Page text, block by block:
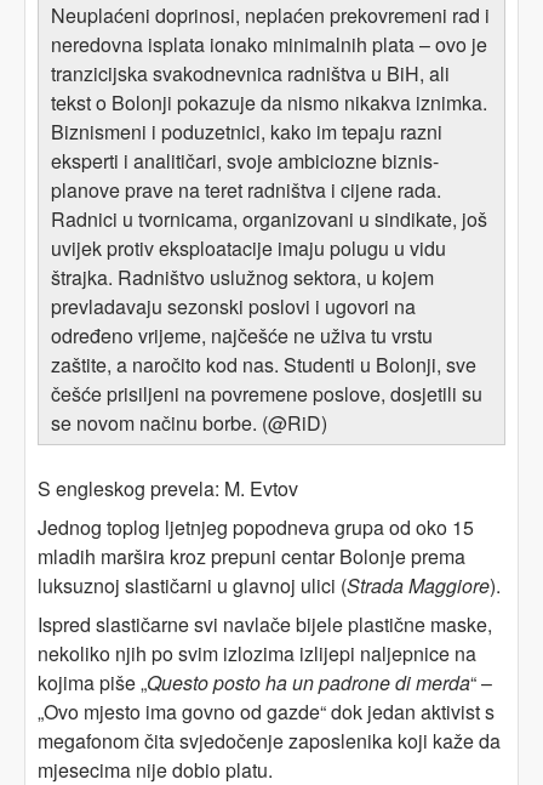
Neuplaćeni doprinosi, neplaćen prekovremeni rad i
neredovna isplata ionako minimalnih plata – ovo je
tranzicijska svakodnevnica radništva u BiH, ali
tekst o Bolonji pokazuje da nismo nikakva iznimka.
Biznismeni i poduzetnici, kako im tepaju razni
eksperti i analitičari, svoje ambiciozne biznis-
planove prave na teret radništva i cijene rada.
Radnici u tvornicama, organizovani u sindikate, još
uvijek protiv eksploatacije imaju polugu u vidu
štrajka. Radništvo uslužnog sektora, u kojem
prevladavaju sezonski poslovi i ugovori na
određeno vrijeme, najčešće ne uživa tu vrstu
zaštite, a naročito kod nas. Studenti u Bolonji, sve
češće prisiljeni na povremene poslove, dosjetili su
se novom načinu borbe. (@RiD)
S engleskog prevela: M. Evtov
Jednog toplog ljetnjeg popodneva grupa od oko 15
mladih maršira kroz prepuni centar Bolonje prema
luksuznoj slastičarni u glavnoj ulici (Strada Maggiore).
Ispred slastičarne svi navlače bijele plastične maske,
nekoliko njih po svim izlozima izlijepi naljepnice na
kojima piše „Questo posto ha un padrone di merda“ –
„Ovo mjesto ima govno od gazde“ dok jedan aktivist s
megafonom čita svjedočenje zaposlenika koji kaže da
mjesecima nije dobio platu.